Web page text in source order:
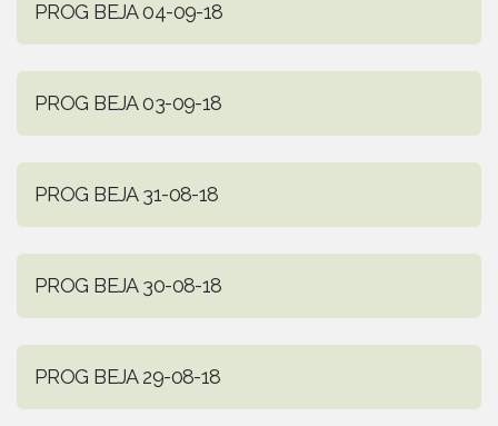
PROG BEJA 04-09-18
PROG BEJA 03-09-18
PROG BEJA 31-08-18
PROG BEJA 30-08-18
PROG BEJA 29-08-18